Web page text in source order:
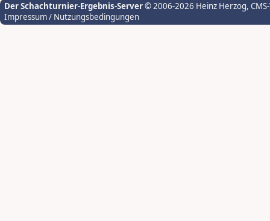
Der Schachturnier-Ergebnis-Server© 2006-2026 Heinz Herzog,
Impressum / Nutzungsbedingungen